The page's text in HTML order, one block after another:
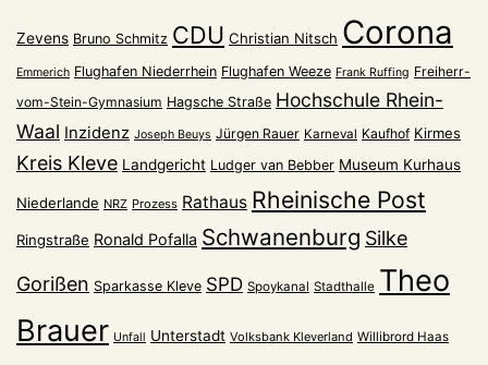
Zevens Bruno Schmitz CDU Christian Nitsch Corona
Emmerich Flughafen Niederrhein Flughafen Weeze Frank Ruffing Freiherr-
vom-Stein-Gymnasium Hagsche Straße Hochschule Rhein-
Waal Inzidenz Joseph Beuys Jürgen Rauer Karneval Kaufhof Kirmes
Kreis Kleve Landgericht Ludger van Bebber Museum Kurhaus
Niederlande NRZ Prozess Rathaus Rheinische Post
Ringstraße Ronald Pofalla Schwanenburg Silke
Gorißen Sparkasse Kleve SPD Spoykanal Stadthalle Theo
Brauer Unfall Unterstadt Volksbank Kleverland Willibrord Haas